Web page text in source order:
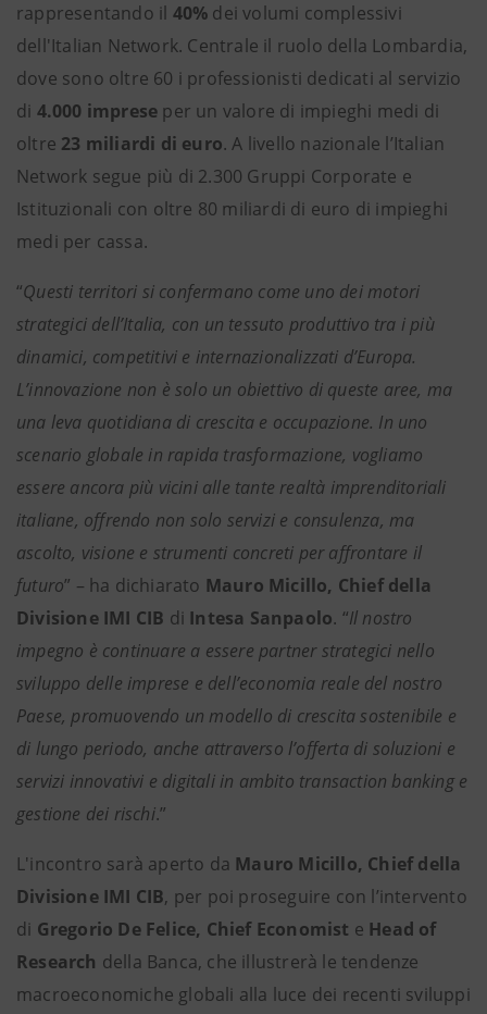
rappresentando il 40% dei volumi complessivi
dell'Italian Network. Centrale il ruolo della Lombardia,
dove sono oltre 60 i professionisti dedicati al servizio
di 4.000 imprese per un valore di impieghi medi di
oltre 23 miliardi di euro. A livello nazionale l’Italian
Network segue più di 2.300 Gruppi Corporate e
Istituzionali con oltre 80 miliardi di euro di impieghi
medi per cassa.
“Questi territori si confermano come uno dei motori
strategici dell’Italia, con un tessuto produttivo tra i più
dinamici, competitivi e internazionalizzati d’Europa.
L’innovazione non è solo un obiettivo di queste aree, ma
una leva quotidiana di crescita e occupazione. In uno
scenario globale in rapida trasformazione, vogliamo
essere ancora più vicini alle tante realtà imprenditoriali
italiane, offrendo non solo servizi e consulenza, ma
ascolto, visione e strumenti concreti per affrontare il
futuro” – ha dichiarato Mauro Micillo, Chief della
Divisione IMI CIB di Intesa Sanpaolo. “Il nostro
impegno è continuare a essere partner strategici nello
sviluppo delle imprese e dell’economia reale del nostro
Paese, promuovendo un modello di crescita sostenibile e
di lungo periodo, anche attraverso l’offerta di soluzioni e
servizi innovativi e digitali in ambito transaction banking e
gestione dei rischi.”
L'incontro sarà aperto da Mauro Micillo, Chief della
Divisione IMI CIB, per poi proseguire con l’intervento
di Gregorio De Felice, Chief Economist e Head of
Research della Banca, che illustrerà le tendenze
macroeconomiche globali alla luce dei recenti sviluppi